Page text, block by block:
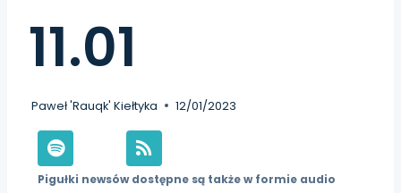
11.01
Paweł 'Rauqk' Kiełtyka 12/01/2023
Pigułki newsów dostępne są także w formie audio